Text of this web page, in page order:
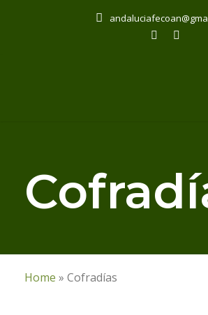
Home » Cofradías